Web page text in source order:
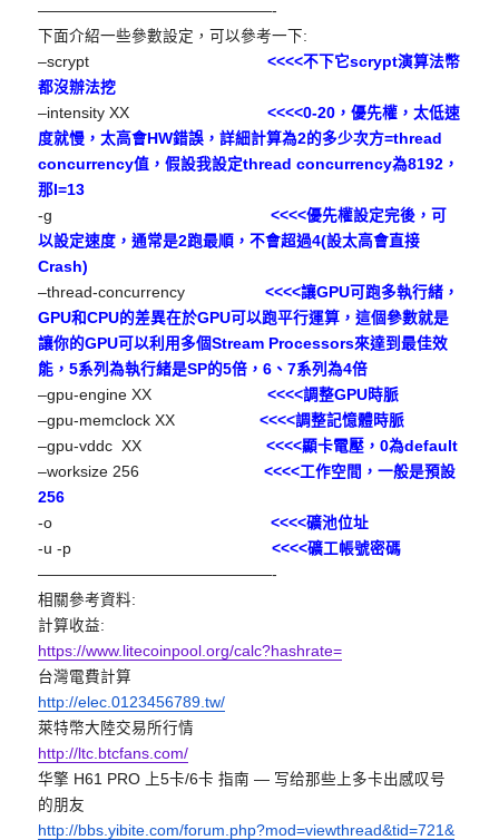
———————————————-
下面介紹一些參數設定，可以參考一下:
–scrypt<<<<不下它scrypt演算法幣
都沒辦法挖
–intensity XX<<<<0-20，優先權，太低速
度就慢，太高會HW錯誤，詳細計算為2的多少次方=thread
concurrency值，假設我設定thread concurrency為8192，
那I=13
-g<<<<優先權設定完後，可
以設定速度，通常是2跑最順，不會超過4(設太高會直接
Crash)
–thread-concurrency
<<<<讓GPU可跑多執行緒，
GPU和CPU的差異在於GPU可以跑平行運算，這個參數就是
讓你的GPU可以利用多個Stream Processors來達到最佳效
能，5系列為執行緒是SP的5倍，6、7系列為4倍
–gpu-engine XX
<<<<調整GPU時脈
–gpu-memclock XX<<<<調整記憶體時脈
–gpu-vddc XX<<<<顯卡電壓，0為default
–worksize 256<<<<工作空間，一般是預設
256
-o
<<<<礦池位址
-u -p
<<<<礦工帳號密碼
———————————————-
相關參考資料:
計算收益:
https://www.litecoinpool.org/calc?hashrate=
台灣電費計算
http://elec.0123456789.tw/
萊特幣大陸交易所行情
http://ltc.btcfans.com/
华擎 H61 PRO 上5卡/6卡 指南 — 写给那些上多卡出感叹号
的朋友
http://bbs.yibite.com/forum. php?mod=viewthread&tid=721&